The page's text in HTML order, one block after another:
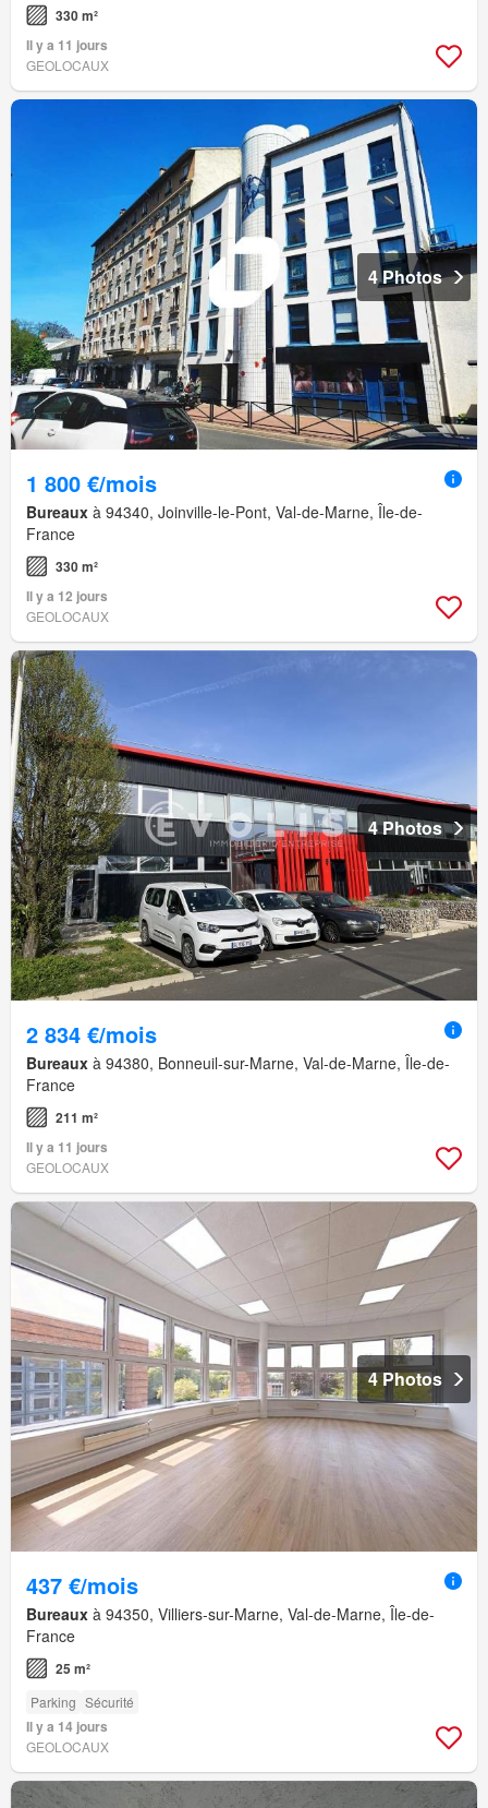
330 m²
Il y a 11 jours
GEOLOCAUX
4 Photos
1 800 €/mois
Bureaux à 94340, Joinville-le-Pont, Val-de-Marne, Île-de-
France
330 m²
Il y a 12 jours
GEOLOCAUX
4 Photos
2 834 €/mois
Bureaux à 94380, Bonneuil-sur-Marne, Val-de-Marne, Île-de-
France
211 m²
Il y a 11 jours
GEOLOCAUX
4 Photos
437 €/mois
Bureaux à 94350, Villiers-sur-Marne, Val-de-Marne, Île-de-
France
25 m²
Parking Sécurité
Il y a 14 jours
GEOLOCAUX